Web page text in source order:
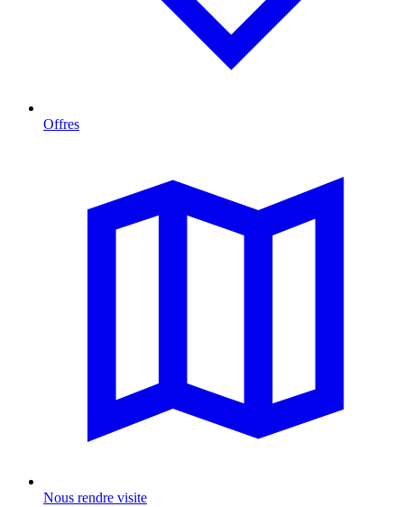
Offres
Nous rendre visite